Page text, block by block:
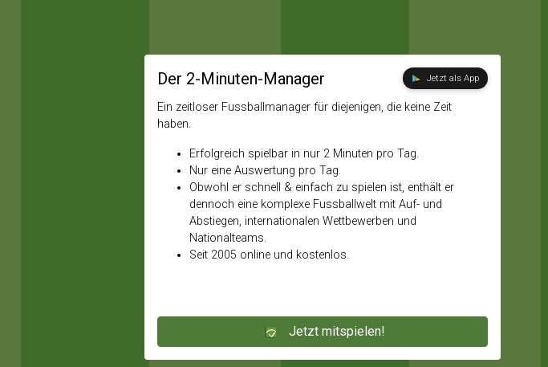
Der 2-Minuten-Manager Jetzt als App
Ein zeitloser Fussballmanager für diejenigen, die keine Zeit
haben.
Erfolgreich spielbar in nur 2 Minuten pro Tag.
Nur eine Auswertung pro Tag.
Obwohl er schnell & einfach zu spielen ist, enthält er
dennoch eine komplexe Fussballwelt mit Auf- und
Abstiegen, internationalen Wettbewerben und
Nationalteams.
Seit 2005 online und kostenlos.
Jetzt mitspielen!